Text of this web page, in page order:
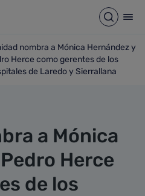
Abrir
del camino de migas
nombra a Mónica
nombra a Mónica Hernández y
Herce como gerentes de los
de Laredo y Sierrallana
a Mónica
Herce
de los